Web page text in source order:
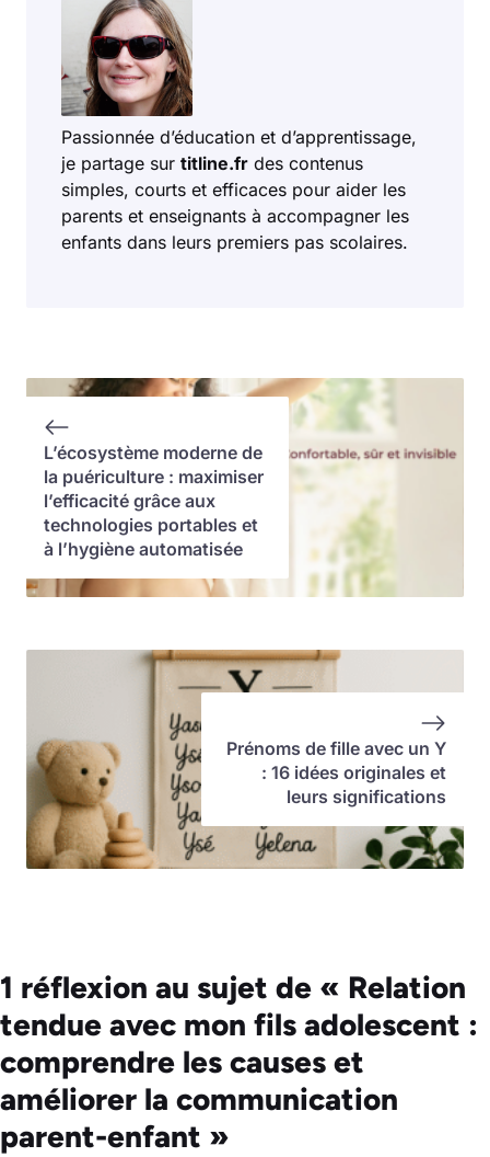
Passionnée d’éducation et d’apprentissage,
je partage sur titline.fr des contenus
simples, courts et efficaces pour aider les
parents et enseignants à accompagner les
enfants dans leurs premiers pas scolaires.
L’écosystème moderne de
la puériculture : maximiser
l’efficacité grâce aux
technologies portables et
à l’hygiène automatisée
Prénoms de fille avec un Y
: 16 idées originales et
leurs significations
1 réflexion au sujet de « Relation
tendue avec mon fils adolescent :
comprendre les causes et
améliorer la communication
parent-enfant »